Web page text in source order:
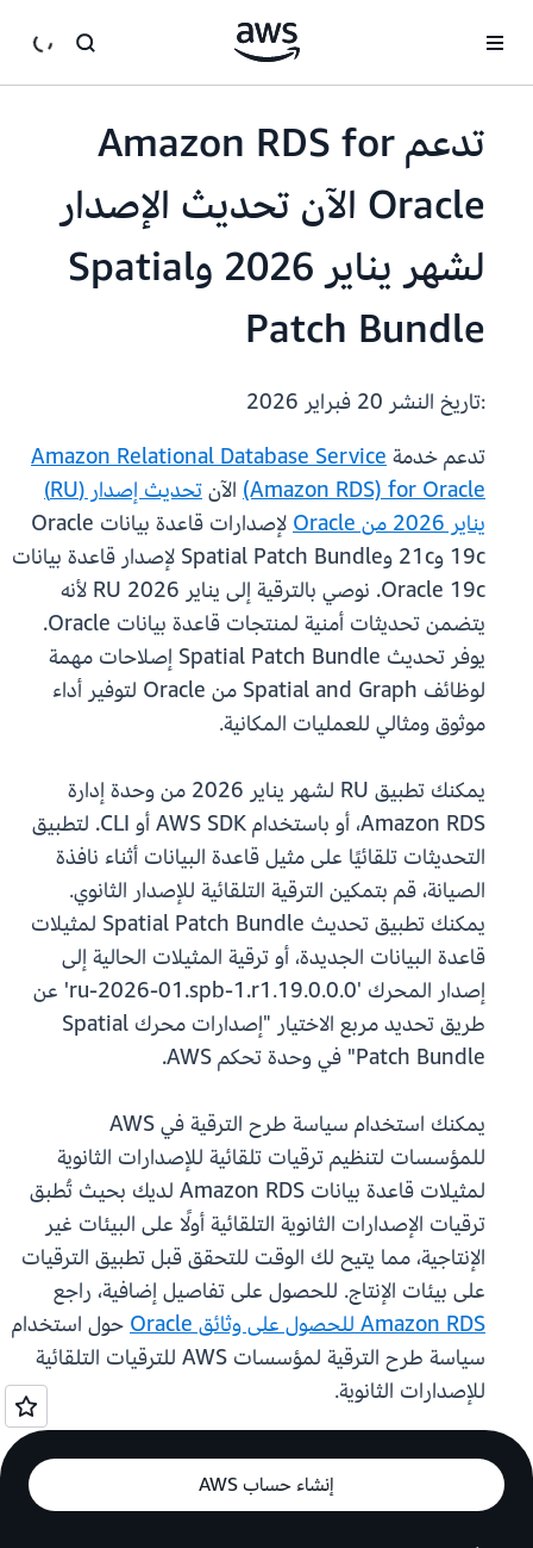
تدعم Amazon RDS for
Oracle الآن تحديث الإصدار
لشهر يناير 2026 وSpatial
Patch Bundle
:تاريخ النشر
تدعم خدمةAmazon Relational Database Service
(Amazon RDS) for Oracle الآن
تحديث إصدار (RU)
يناير 2026 من Oracle
لإصدارات قاعدة بيانات Oracle
19c و21c وSpatial Patch Bundle لإصدار قاعدة بيانات
Oracle 19c. نوصي بالترقية إلى يناير 2026 RU لأنه
يتضمن تحديثات أمنية لمنتجات قاعدة بيانات Oracle.
يوفر تحديث Spatial Patch Bundle إصلاحات مهمة
لوظائف Spatial and Graph من Oracle لتوفير أداء
موثوق ومثالي للعمليات المكانية.
يمكنك تطبيق RU لشهر يناير 2026 من وحدة إدارة
Amazon RDS، أو باستخدام AWS SDK أو CLI. لتطبيق
التحديثات تلقائيًا على مثيل قاعدة البيانات أثناء نافذة
الصيانة، قم بتمكين الترقية التلقائية للإصدار الثانوي.
يمكنك تطبيق تحديث Spatial Patch Bundle لمثيلات
قاعدة البيانات الجديدة، أو ترقية المثيلات الحالية إلى
إصدار المحرك '19.0.0.0.ru-2026-01.spb-1.r1' عن
طريق تحديد مربع الاختيار "إصدارات محرك Spatial
Patch Bundle" في وحدة تحكم AWS.
يمكنك استخدام سياسة طرح الترقية في AWS
للمؤسسات لتنظيم ترقيات تلقائية للإصدارات الثانوية
لمثيلات قاعدة بيانات Amazon RDS لديك بحيث تُطبق
ترقيات الإصدارات الثانوية التلقائية أولًا على البيئات غير
الإنتاجية، مما يتيح لك الوقت للتحقق قبل تطبيق الترقيات
على بيئات الإنتاج. للحصول على تفاصيل إضافية، راجع
Amazon RDS للحصول على وثائق Oracle
حول استخدام
سياسة طرح الترقية لمؤسسات AWS للترقيات التلقائية
للإصدارات الثانوية.
إنشاء حساب AWS